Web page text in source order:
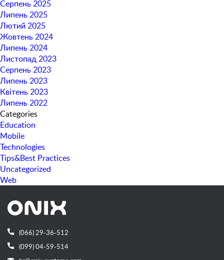
Серпень 2025
Липень 2025
Лютий 2025
Жовтень 2024
Липень 2024
Листопад 2023
Серпень 2023
Липень 2023
Квітень 2023
Липень 2022
Categories
Education
Mobile
Technologies
Tips&Best Practices
Uncategorized
Web
(066) 29-36-512
(099) 04-59-514